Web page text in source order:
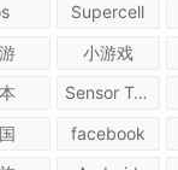
Supercell
小游戏
Sensor Tower
facebook